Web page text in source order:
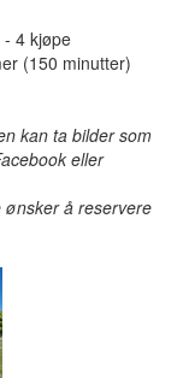
- 4 kjøpe
(150 minutter)
kan ta bilder som
eller
ønsker å reservere